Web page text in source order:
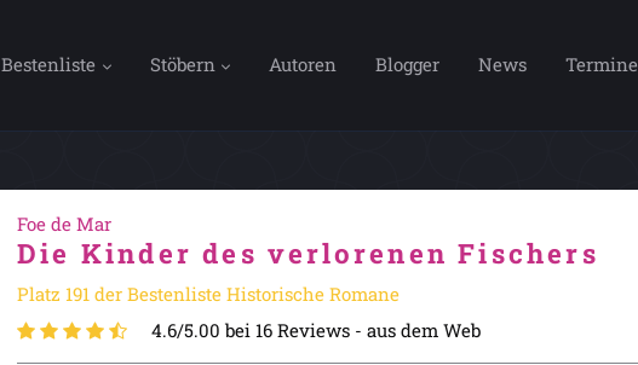
Bestenliste Stöbern Autoren Blogger News Termine
Foe de Mar
Die Kinder des verlorenen Fischers
Platz 191 der Bestenliste Historische Romane
4.6/5.00 bei 16 Reviews - aus dem Web